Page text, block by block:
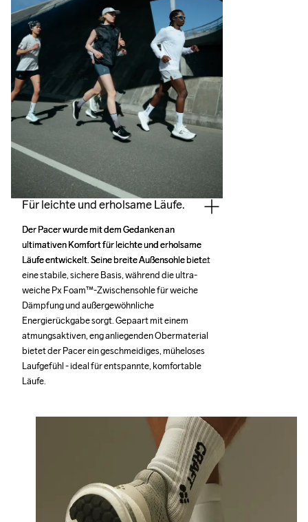
Für leichte und erholsame Läufe.
Der Pacer wurde mit dem Gedanken an
ultimativen Komfort für leichte und erholsame
Läufe entwickelt. Seine breite Außensohle bietet
eine stabile, sichere Basis, während die ultra-
weiche Px Foam™-Zwischensohle für weiche
Dämpfung und außergewöhnliche
Energierückgabe sorgt. Gepaart mit einem
atmungsaktiven, eng anliegenden Obermaterial
bietet der Pacer ein geschmeidiges, müheloses
Laufgefühl - ideal für entspannte, komfortable
Läufe.
Der Pacer wurde mit dem Gedanken an
ultimativen Komfort für leichte und erholsame
Läufe entwickelt. Seine breite Außensohle bietet
eine stabile, sichere Basis, während die ultra-
weiche Px Foam™-Zwischensohle für weiche
Dämpfung und außergewöhnliche
Energierückgabe sorgt. Gepaart mit einem
atmungsaktiven, eng anliegenden Obermaterial
bietet der Pacer ein geschmeidiges, müheloses
Laufgefühl - ideal für entspannte, komfortable
Läufe.